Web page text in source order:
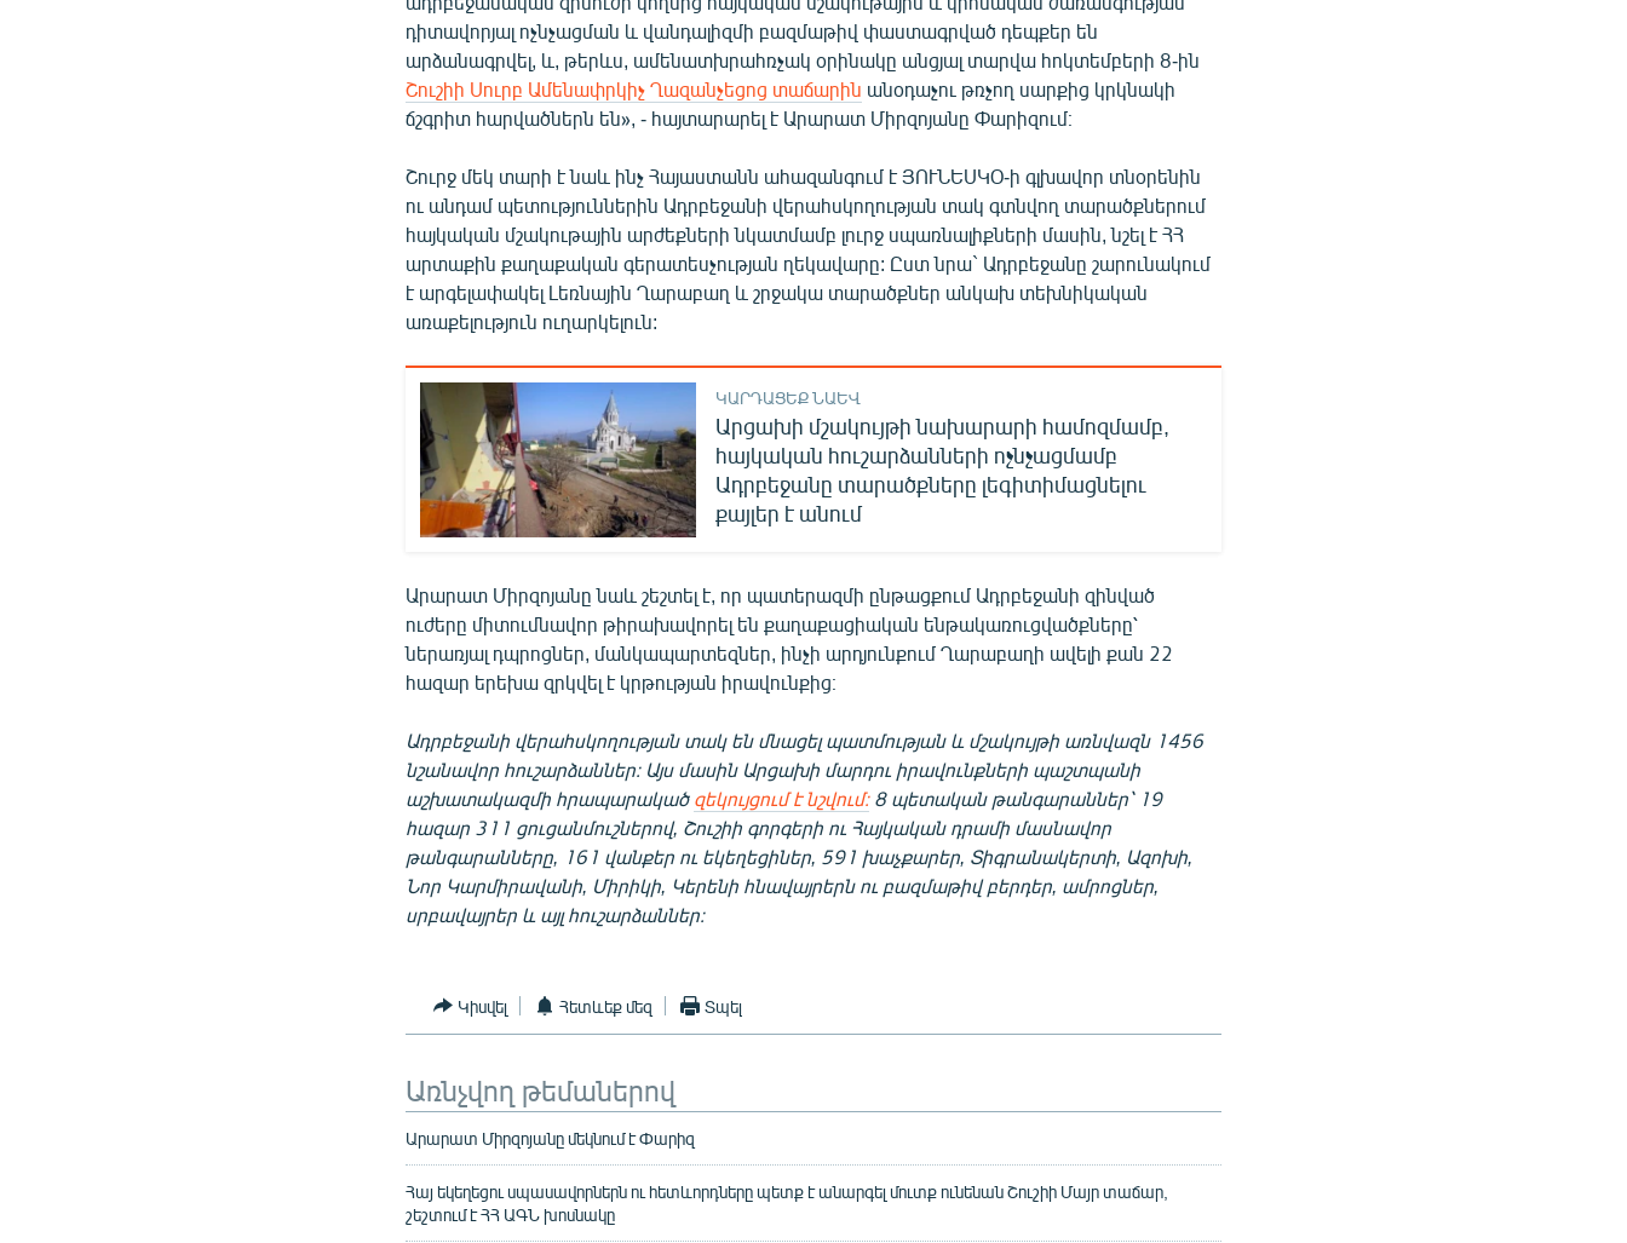
դիտավորյալ ոչնչացման և վանդալիզմի բազմաթիվ փաստագրված դեպքեր են
արձանագրվել, և, թերևս, ամենատխրահռչակ օրինակը անցյալ տարվա հոկտեմբերի 8-ին
Շուշիի Սուրբ Ամենափրկիչ Ղազանչեցոց տաճարին անօդաչու թռչող սարքից կրկնակի
ճշգրիտ հարվածներն են», - հայտարարել է Արարատ Միրզոյանը Փարիզում։
Շուրջ մեկ տարի է նաև ինչ Հայաստանն ահազանգում է ՅՈՒՆԵՍԿՕ-ի գլխավոր տնօրենին
ու անդամ պետություններին Ադրբեջանի վերահսկողության տակ գտնվող տարածքներում
հայկական մշակութային արժեքների նկատմամբ լուրջ սպառնալիքների մասին, նշել է ՀՀ
արտաքին քաղաքական գերատեսչության ղեկավարը: Ըստ նրա` Ադրբեջանը շարունակում
է արգելափակել Լեռնային Ղարաբաղ և շրջակա տարածքներ անկախ տեխնիկական
առաքելություն ուղարկելուն:
ԿԱՐԴԱՑԵՔ ՆԱԵՎ
Արցախի մշակույթի նախարարի համոզմամբ,
հայկական հուշարձանների ոչնչացմամբ
Ադրբեջանը տարածքները լեգիտիմացնելու
քայլեր է անում
Արարատ Միրզոյանը նաև շեշտել է, որ պատերազմի ընթացքում Ադրբեջանի զինված
ուժերը միտումնավոր թիրախավորել են քաղաքացիական ենթակառուցվածքները՝
ներառյալ դպրոցներ, մանկապարտեզներ, ինչի արդյունքում Ղարաբաղի ավելի քան 22
հազար երեխա զրկվել է կրթության իրավունքից։
Ադրբեջանի վերահսկողության տակ են մնացել պատմության և մշակույթի առնվազն 1456
նշանավոր հուշարձաններ։ Այս մասին Արցախի մարդու իրավունքների պաշտպանի
աշխատակազմի հրապարակած զեկույցում է նշվում։8 պետական թանգարաններ՝ 19
հազար 311 ցուցանմուշներով, Շուշիի գորգերի ու Հայկական դրամի մասնավոր
թանգարանները, 161 վանքեր ու եկեղեցիներ, 591 խաչքարեր, Տիգրանակերտի, Ազոխի,
Նոր Կարմիրավանի, Միրիկի, Կերենի հնավայրերն ու բազմաթիվ բերդեր, ամրոցներ,
սրբավայրեր և այլ հուշարձաններ։
Կիսվել Հետևեք մեզ Տպել
Առնչվող թեմաներով
Արարատ Միրզոյանը մեկնում է Փարիզ
Հայ եկեղեցու սպասավորներն ու հետևորդները պետք է անարգել մուտք ունենան Շուշիի Մայր տաճար,
շեշտում է ՀՀ ԱԳՆ խոսնակը